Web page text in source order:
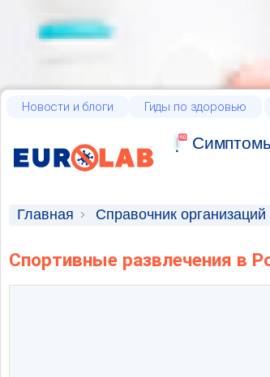
Новости и блоги Гиды по здоровью
Главная Справочник организаций
Спортивные развлечения в